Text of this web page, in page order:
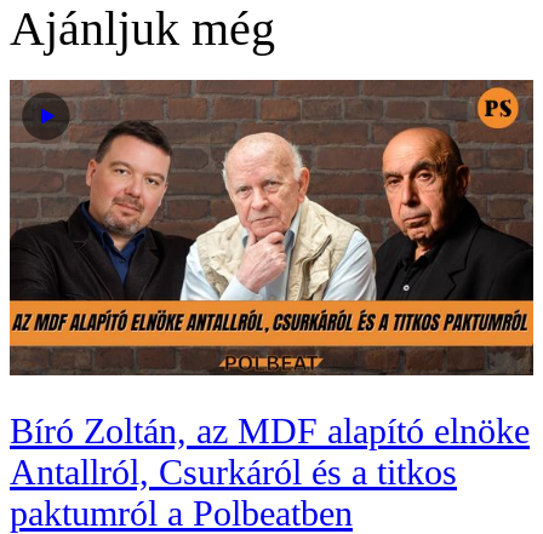
Ajánljuk még
Bíró Zoltán, az MDF alapító elnöke
Antallról, Csurkáról és a titkos
paktumról a Polbeatben